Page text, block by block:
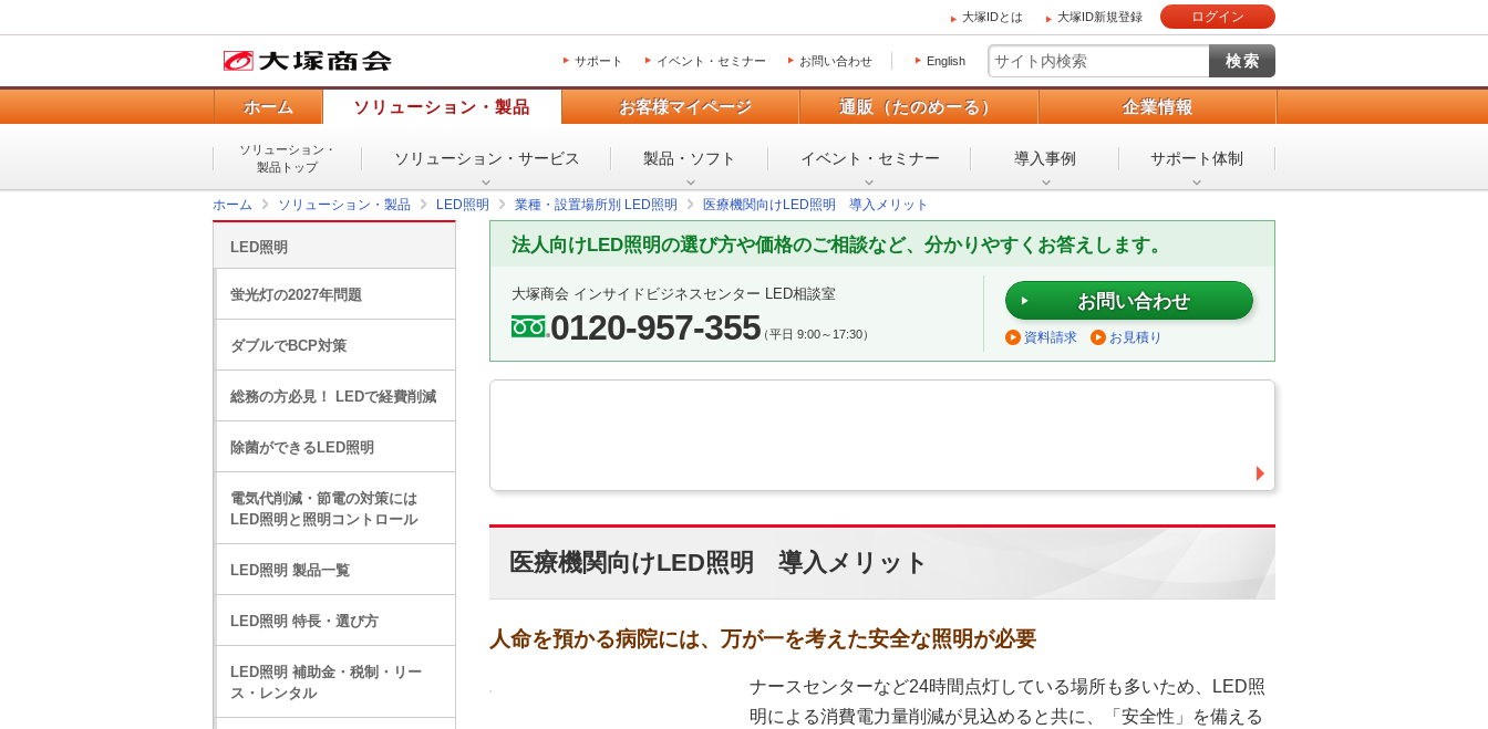
大塚IDとは 大塚ID新規登録 ログイン
サポート イベント・セミナー お問い合わせ English
ホーム ソリューション・製品 お客様マイページ 通販（たのめーる） 企業情報
ソリューション・
製品トップ
ソリューション・ サービス 製品・ソフト イベント・ セミナー 導入事例 サポート体制
ホーム ソリューション・製品 LED照明 業種・設置場所別 LED照明 医療機関向けLED照明 導入メリット
法人向けLED照明の選び方や価格のご相談など、分かりやすくお答えします。
大塚商会 インサイドビジネスセンター LED相談室
0120-957-355（平日 9:00～17:30）
お問い合わせ
資料請求 お見積り
医療機関向けLED照明 導入メリット
人命を預かる病院には、万が一を考えた安全な照明が必要
ナースセンターなど24時間点灯している場所も多いため、LED照
明による消費電力量削減が見込めると共に、「安全性」を備える
LED照明
蛍光灯の2027年問題
ダブルでBCP対策
総務の方必見！ LEDで経費削減
除菌ができるLED照明
電気代削減・節電の対策には
LED照明と照明コントロール
LED照明 製品一覧
LED照明 特長・選び方
LED照明 補助金・税制・リー
ス・レンタル